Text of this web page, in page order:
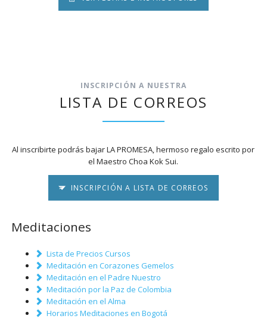
INSCRIPCIÓN A NUESTRA
LISTA DE CORREOS
Al inscribirte podrás bajar LA PROMESA, hermoso regalo escrito por
el Maestro Choa Kok Sui.
INSCRIPCIÓN A LISTA DE CORREOS
Meditaciones
Lista de Precios Cursos
Meditación en Corazones Gemelos
Meditación en el Padre Nuestro
Meditación por la Paz de Colombia
Meditación en el Alma
Horarios Meditaciones en Bogotá